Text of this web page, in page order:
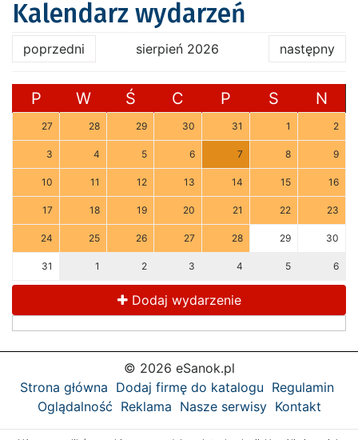
Kalendarz wydarzeń
poprzedni sierpień 2026 następny
P W Ś C P S N
27 28 29 30 31 1 2
3 4 5 6 7 8 9
10 11 12 13 14 15 16
17 18 19 20 21 22 23
24 25 26 27 28 29 30
31 1 2 3 4 5 6
Dodaj wydarzenie
© 2026 eSanok.pl
Strona główna Dodaj firmę do katalogu Regulamin
Oglądalność Reklama Nasze serwisy Kontakt